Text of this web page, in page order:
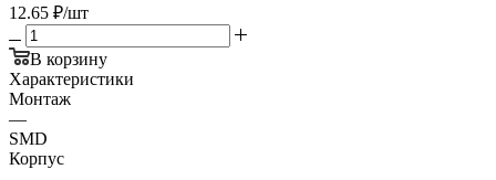
12.65 ₽/шт
В корзину
Характеристики
Монтаж
—
SMD
Корпус